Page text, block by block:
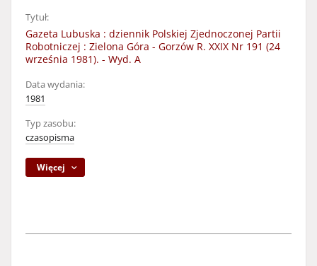
Tytuł:
Gazeta Lubuska : dziennik Polskiej Zjednoczonej Partii
Robotniczej : Zielona Góra - Gorzów R. XXIX Nr 191 (24
września 1981). - Wyd. A
Data wydania:
1981
Typ zasobu:
czasopisma
Więcej